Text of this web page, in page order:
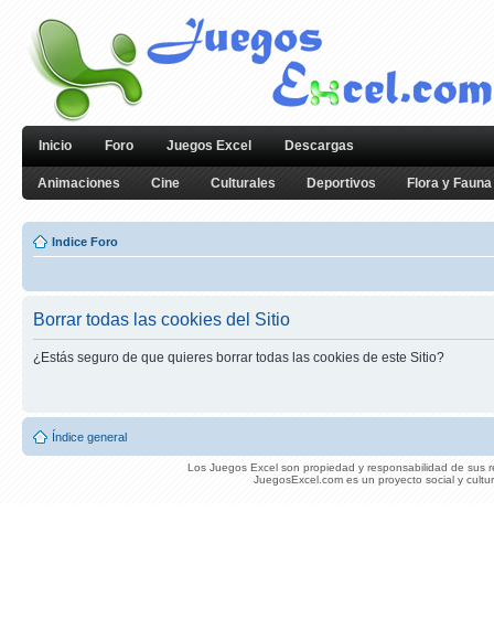
Inicio Foro Juegos Excel Descargas
Animaciones Cine Culturales Deportivos Flora y Fauna
Indice Foro
Borrar todas las cookies del Sitio
¿Estás seguro de que quieres borrar todas las cookies de este Sitio?
Índice general
Los Juegos Excel son propiedad y responsabilidad de sus
JuegosExcel.com es un proyecto social y